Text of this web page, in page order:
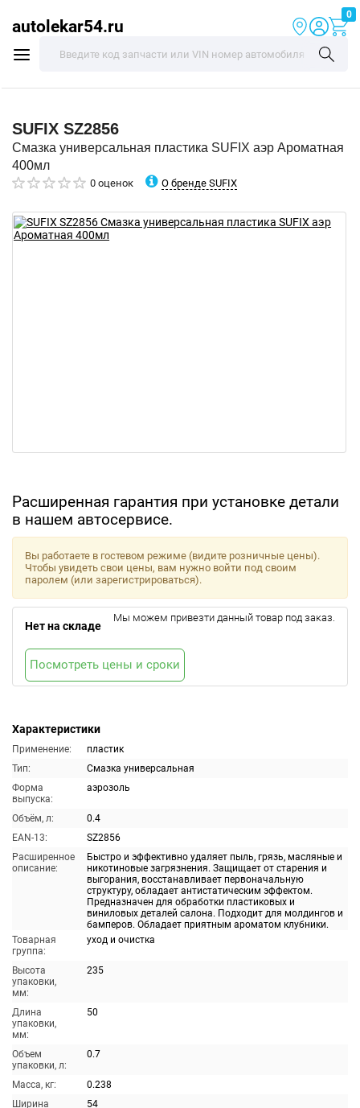
autolekar54.ru
0
SUFIX SZ2856
Смазка универсальная пластика SUFIX аэр Ароматная
400мл
0 оценок О бренде SUFIX
Расширенная гарантия при установке детали
в нашем автосервисе.
Характеристики
Применение:
пластик
Тип:
Смазка универсальная
Форма
выпуска:
аэрозоль
Объём, л:
0.4
EAN-13:
SZ2856
Расширенное
описание:
Быстро и эффективно удаляет пыль, грязь, масляные и
никотиновые загрязнения. Защищает от старения и
выгорания, восстанавливает первоначальную
структуру, обладает антистатическим эффектом.
Предназначен для обработки пластиковых и
виниловых деталей салона. Подходит для молдингов и
бамперов. Обладает приятным ароматом клубники.
Товарная
группа:
уход и очистка
Высота
упаковки,
мм:
235
Длина
упаковки,
мм:
50
Объем
упаковки, л:
0.7
Масса, кг:
0.238
Ширина
54
Вы работаете в гостевом режиме (видите розничные цены).
Чтобы увидеть свои цены, вам нужно войти под своим
паролем (или зарегистрироваться).
Нет на складе
Мы можем привезти данный товар под заказ.
Посмотреть цены и сроки